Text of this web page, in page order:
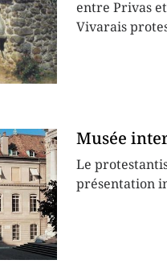
entre Privas
Vivarais
Musée
Le
présentation